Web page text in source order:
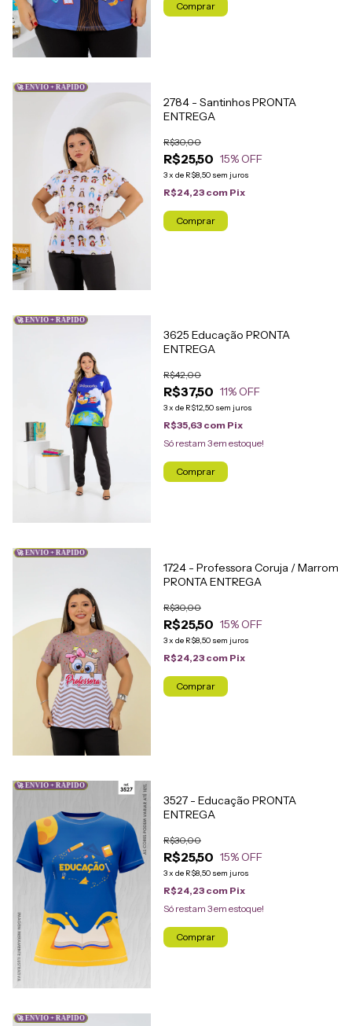
Comprar
🚀 ENVIO + RÁPIDO
2784 - Santinhos PRONTA
ENTREGA
R$25,50
R$30,00
15% OFF
3x de R$8,50 sem juros
R$24,23 com Pix
Comprar
🚀 ENVIO + RÁPIDO
3625 Educação PRONTA
ENTREGA
R$37,50
R$42,00
11% OFF
3x de R$12,50 sem juros
R$35,63 com Pix
Só restam 3em estoque!
Comprar
🚀 ENVIO + RÁPIDO
1724 - Professora Coruja / Marrom
PRONTA ENTREGA
R$25,50
R$30,00
15% OFF
3x de R$8,50 sem juros
R$24,23 com Pix
Comprar
🚀 ENVIO + RÁPIDO
3527 - Educação PRONTA
ENTREGA
R$25,50
R$30,00
15% OFF
3x de R$8,50 sem juros
R$24,23 com Pix
Só restam 3em estoque!
Comprar
🚀 ENVIO + RÁPIDO